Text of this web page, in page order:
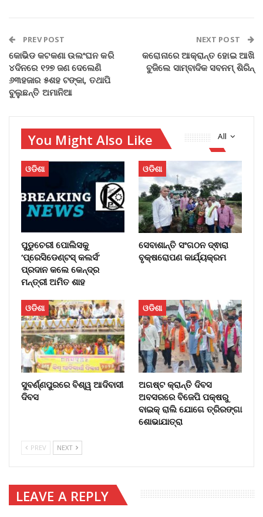
PREV POST
କୋଭିଡ କଟକଣା ଉଲଂଘନ କରି
୪ଦିନରେ ୧୨୭ ଜଣ ଦେଲେଣି
୬୩ହଜାର ୫ଶହ ଟଙ୍କା, ତଥାପି
ବୁଲୁଛନ୍ତି ଅମାନିଆ
NEXT POST
କରୋନାରେ ଆକ୍ରାନ୍ତ ହୋଇ ଆଖି
ବୁଜିଲେ ସାମ୍ବାଦିକ ସବନମ୍‌ ଶିରିନ୍‌
All
You Might Also Like
ଓଡିଶା
ପୁଡୁଚେରୀ ପୋଲିସକୁ
‘ପ୍ରେସିଡେଣ୍ଟସ୍ କଲର୍ସ’
ପ୍ରଦାନ କଲେ କେନ୍ଦ୍ର
ମନ୍ତ୍ରୀ ଅମିତ ଶାହ
ଓଡିଶା
ସେବାଶାନ୍ତି ସଂଗଠନ ଦ୍ଵାରା
ବୃକ୍ଷରୋପଣ କାର୍ଯ୍ୟକ୍ରମ
ଓଡିଶା
ସୁବର୍ଣ୍ଣପୁରରେ ବିଶ୍ୱ ଆଦିବାସୀ
ଦିବସ
ଓଡିଶା
ଅଗଷ୍ଟ କ୍ରାନ୍ତି ଦିବସ
ଅବସରରେ ବିଜେପି ପକ୍ଷରୁ
ବାଇକ୍ ରାଲି ଯୋଗେ ତ୍ରିରଙ୍ଗା
ଶୋଭାଯାତ୍ରା
PREV NEXT
LEAVE A REPLY